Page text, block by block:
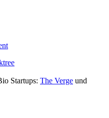
Startups: The Verge und